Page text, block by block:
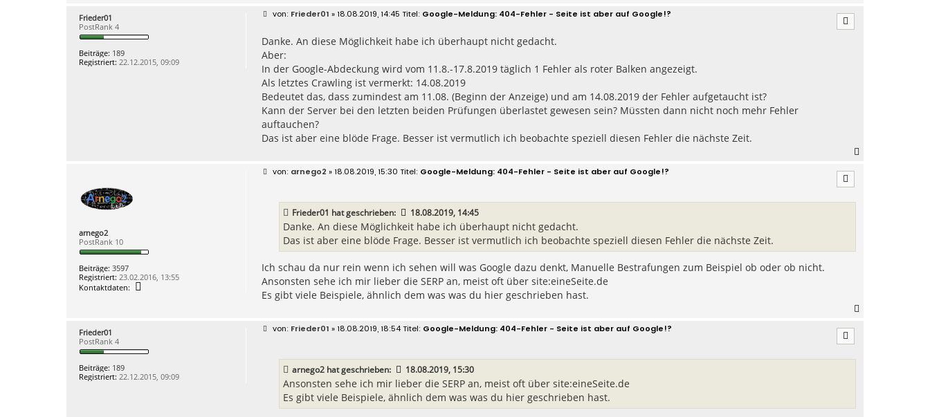
Frieder01
PostRank 4
Beiträge: 189
Registriert: 22.12.2015, 09:09
B
t
r
a
g
Frieder01 » 18.08.2019, 14:45 Google-Meldung: 404-Fehler - Seite ist aber auf Google!?
Danke. An diese Möglichkeit habe ich überhaupt nicht gedacht.
Aber:
In der Google-Abdeckung wird vom 11.8.-17.8.2019 täglich 1 Fehler als roter Balken angezeigt.
Als letztes Crawling ist vermerkt: 14.08.2019
Bedeutet das, dass zumindest am 11.08. (Beginn der Anzeige) und am 14.08.2019 der Fehler aufgetaucht ist?
Kann der Server bei den letzten beiden Prüfungen überlastet gewesen sein? Müssten dann nicht noch mehr Fehler
auftauchen?
Das ist aber eine blöde Frage. Besser ist vermutlich ich beobachte speziell diesen Fehler die nächste Zeit.
arnego2
PostRank 10
Beiträge: 3597
Registriert: 23.02.2016, 13:55
Kontaktdaten:
d
a
e
B
arnego2 » 18.08.2019, 15:30 Google-Meldung: 404-Fehler - Seite ist aber auf Google!?
Frieder01 hat geschrieben: 18.08.2019, 14:45
Danke. An diese Möglichkeit habe ich überhaupt nicht gedacht.
Das ist aber eine blöde Frage. Besser ist vermutlich ich beobachte speziell diesen Fehler die nächste Zeit.
Ich schau da nur rein wenn ich sehen will was Google dazu denkt, Manuelle Bestrafungen zum Beispiel ob oder ob nicht.
Ansonsten sehe ich mir lieber die SERP an, meist oft über site:eineSeite.de
Es gibt viele Beispiele, ähnlich dem was was du hier geschrieben hast.
Frieder01
PostRank 4
Beiträge: 189
Registriert: 22.12.2015, 09:09
B
Frieder01 » 18.08.2019, 18:54 Google-Meldung: 404-Fehler - Seite ist aber auf Google!?
arnego2hat geschrieben: 18.08.2019, 15:30
Ansonsten sehe ich mir lieber die SERP an, meist oft über site:eineSeite.de
Es gibt viele Beispiele, ähnlich dem was was du hier geschrieben hast.